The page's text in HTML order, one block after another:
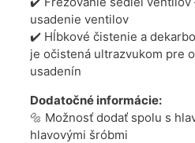
usadenie ventilov
✔️ Hĺbkové čistenie a
je očistená ultrazvukom pre
usadenín
Dodatočné informácie:
🔩 Možnosť dodať spolu s
hlavovými šróbmi